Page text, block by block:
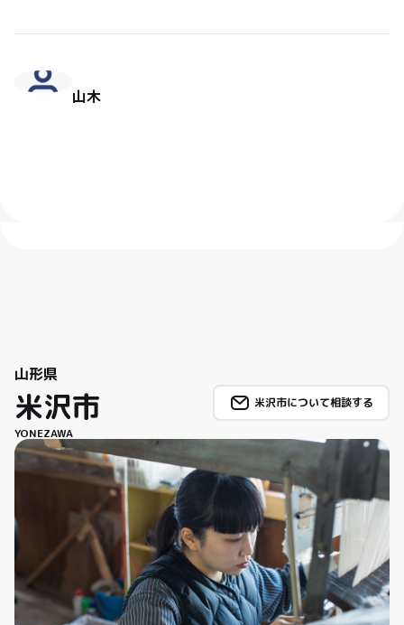
山木
山形県
米沢市
YONEZAWA
米沢市について相談する